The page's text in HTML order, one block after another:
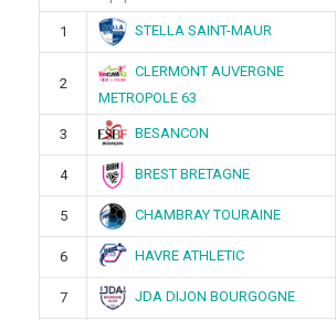
1 STELLA SAINT-MAUR
2
CLERMONT AUVERGNE
METROPOLE 63
3 BESANCON
4 BREST BRETAGNE
5 CHAMBRAY TOURAINE
6 HAVRE ATHLETIC
7 JDA DIJON BOURGOGNE